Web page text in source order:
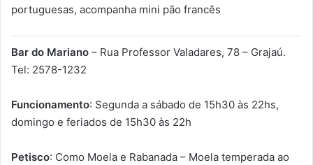
portuguesas, acompanha mini pão francês
Bar do Mariano – Rua Professor Valadares, 78 – Grajaú.
Tel: 2578-1232
Funcionamento: Segunda a sábado de 15h30 às 22hs,
domingo e feriados de 15h30 às 22h
Petisco: Como Moela e Rabanada – Moela temperada ao